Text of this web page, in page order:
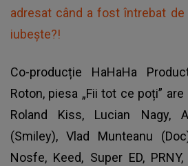
adresat când a fost întrebat
iubește?!
Co-producție HaHaHa
Roton, piesa „Fii tot ce poți”
Roland Kiss, Lucian Nagy,
(Smiley), Vlad Munteanu
Nosfe, Keed, Super ED,